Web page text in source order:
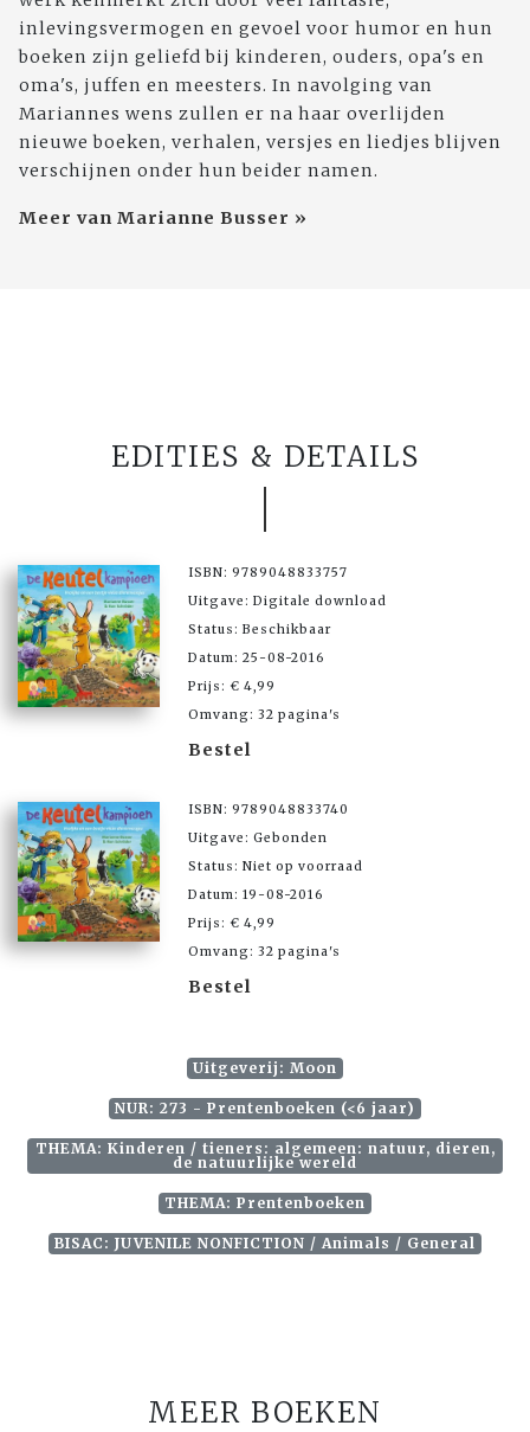
inlevingsvermogen en gevoel voor humor en hun
boeken zijn geliefd bij kinderen, ouders, opa's en
oma's, juffen en meesters. In navolging van
Mariannes wens zullen er na haar overlijden
nieuwe boeken, verhalen, versjes en liedjes blijven
verschijnen onder hun beider namen.
Meer van Marianne Busser »
EDITIES & DETAILS
ISBN: 9789048833757
Uitgave: Digitale download
Status: Beschikbaar
Datum: 25-08-2016
Prijs: € 4,99
Omvang: 32 pagina's
Bestel
ISBN: 9789048833740
Uitgave: Gebonden
Status: Niet op voorraad
Datum: 19-08-2016
Prijs: € 4,99
Omvang: 32 pagina's
Bestel
Uitgeverij: Moon
NUR: 273 - Prentenboeken (<6 jaar)
THEMA: Kinderen / tieners: algemeen: natuur, dieren,
de natuurlijke wereld
THEMA: Prentenboeken
BISAC: JUVENILE NONFICTION / Animals / General
MEER BOEKEN